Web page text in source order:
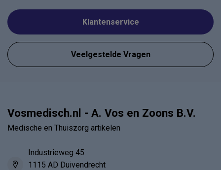
Klantenservice
Veelgestelde Vragen
Vosmedisch.nl - A. Vos en Zoons B.V.
Medische en Thuiszorg artikelen
Industrieweg 45
1115 AD Duivendrecht